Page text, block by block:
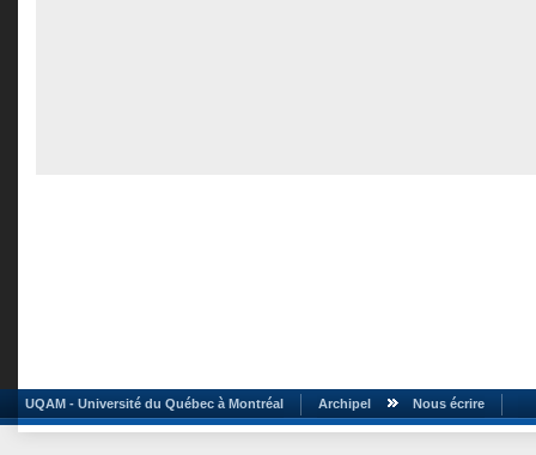
UQAM - Université du Québec à Montréal Archipel Nous écrire